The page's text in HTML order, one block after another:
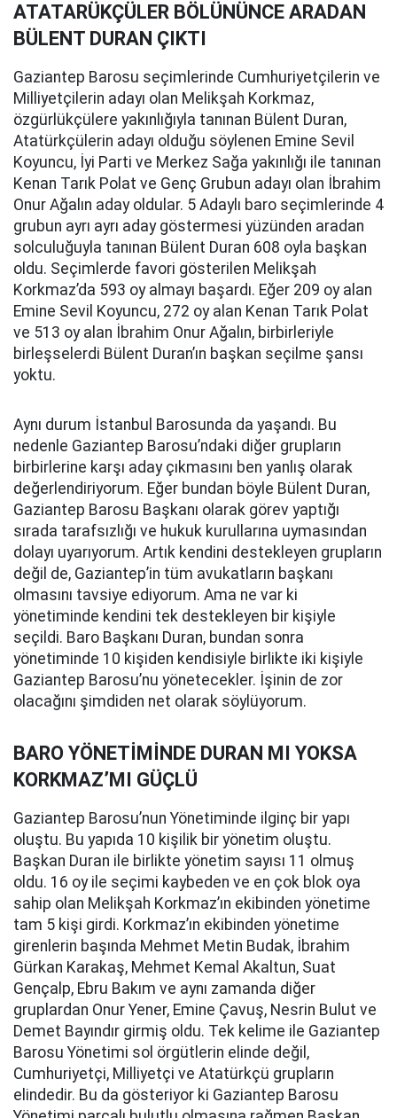
ATATARÜKÇÜLER BÖLÜNÜNCE ARADAN
BÜLENT DURAN ÇIKTI
Gaziantep Barosu seçimlerinde Cumhuriyetçilerin ve
Milliyetçilerin adayı olan Melikşah Korkmaz,
özgürlükçülere yakınlığıyla tanınan Bülent Duran,
Atatürkçülerin adayı olduğu söylenen Emine Sevil
Koyuncu, İyi Parti ve Merkez Sağa yakınlığı ile tanınan
Kenan Tarık Polat ve Genç Grubun adayı olan İbrahim
Onur Ağalın aday oldular. 5 Adaylı baro seçimlerinde 4
grubun ayrı ayrı aday göstermesi yüzünden aradan
solculuğuyla tanınan Bülent Duran 608 oyla başkan
oldu. Seçimlerde favori gösterilen Melikşah
Korkmaz’da 593 oy almayı başardı. Eğer 209 oy alan
Emine Sevil Koyuncu, 272 oy alan Kenan Tarık Polat
ve 513 oy alan İbrahim Onur Ağalın, birbirleriyle
birleşselerdi Bülent Duran’ın başkan seçilme şansı
yoktu.
Aynı durum İstanbul Barosunda da yaşandı. Bu
nedenle Gaziantep Barosu’ndaki diğer grupların
birbirlerine karşı aday çıkmasını ben yanlış olarak
değerlendiriyorum. Eğer bundan böyle Bülent Duran,
Gaziantep Barosu Başkanı olarak görev yaptığı
sırada tarafsızlığı ve hukuk kurullarına uymasından
dolayı uyarıyorum. Artık kendini destekleyen grupların
değil de, Gaziantep’in tüm avukatların başkanı
olmasını tavsiye ediyorum. Ama ne var ki
yönetiminde kendini tek destekleyen bir kişiyle
seçildi. Baro Başkanı Duran, bundan sonra
yönetiminde 10 kişiden kendisiyle birlikte iki kişiyle
Gaziantep Barosu’nu yönetecekler. İşinin de zor
olacağını şimdiden net olarak söylüyorum.
BARO YÖNETİMİNDE DURAN MI YOKSA
KORKMAZ’MI GÜÇLÜ
Gaziantep Barosu’nun Yönetiminde ilginç bir yapı
oluştu. Bu yapıda 10 kişilik bir yönetim oluştu.
Başkan Duran ile birlikte yönetim sayısı 11 olmuş
oldu. 16 oy ile seçimi kaybeden ve en çok blok oya
sahip olan Melikşah Korkmaz’ın ekibinden yönetime
tam 5 kişi girdi. Korkmaz’ın ekibinden yönetime
girenlerin başında Mehmet Metin Budak, İbrahim
Gürkan Karakaş, Mehmet Kemal Akaltun, Suat
Gençalp, Ebru Bakım ve aynı zamanda diğer
gruplardan Onur Yener, Emine Çavuş, Nesrin Bulut ve
Demet Bayındır girmiş oldu. Tek kelime ile Gaziantep
Barosu Yönetimi sol örgütlerin elinde değil,
Cumhuriyetçi, Milliyetçi ve Atatürkçü grupların
elindedir. Bu da gösteriyor ki Gaziantep Barosu